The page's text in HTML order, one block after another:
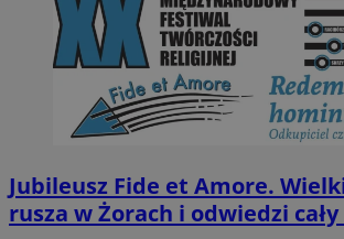
Jubileusz Fide et Amore.
rusza w Żorach i odwiedzi